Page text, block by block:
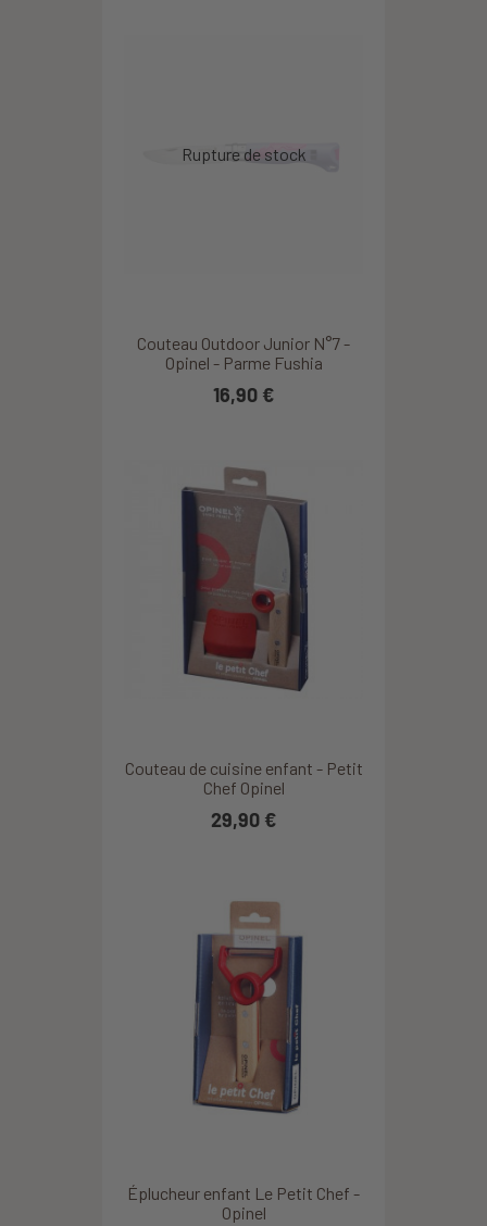
Couteau Outdoor Junior N°7 -
Opinel - Parme Fushia
16,90 €
Couteau de cuisine enfant - Petit
Chef Opinel
29,90 €
Éplucheur enfant Le Petit Chef -
Opinel